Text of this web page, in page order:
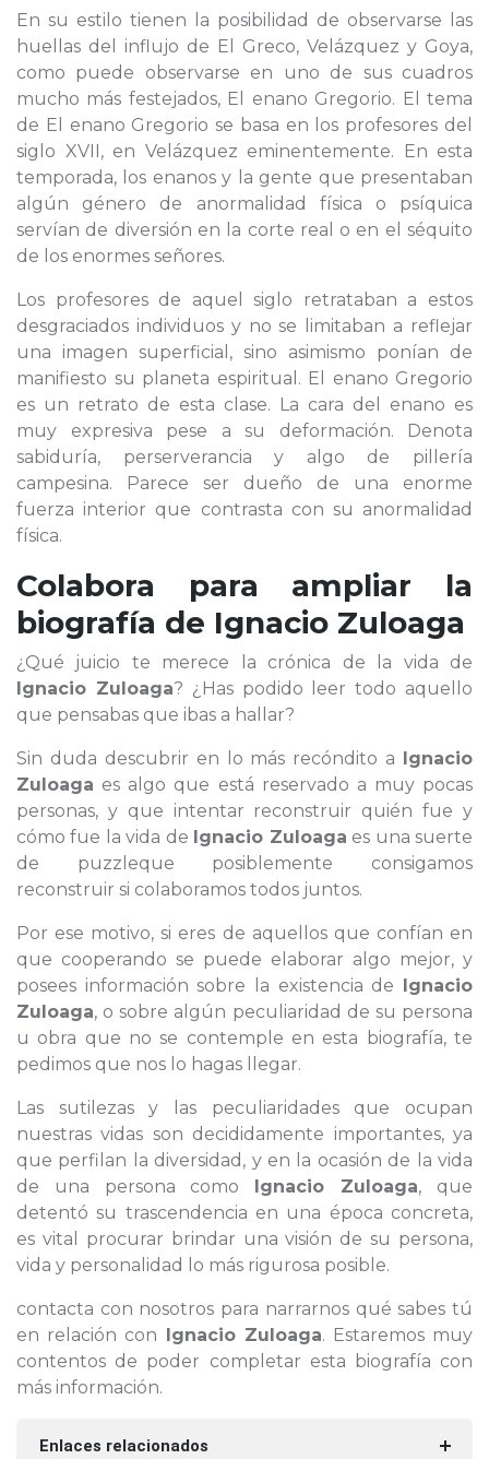
En su estilo tienen la posibilidad de observarse las
huellas del influjo de El Greco, Velázquez y Goya,
como puede observarse en uno de sus cuadros
mucho más festejados, El enano Gregorio. El tema
de El enano Gregorio se basa en los profesores del
siglo XVII, en Velázquez eminentemente. En esta
temporada, los enanos y la gente que presentaban
algún género de anormalidad física o psíquica
servían de diversión en la corte real o en el séquito
de los enormes señores.
Los profesores de aquel siglo retrataban a estos
desgraciados individuos y no se limitaban a reflejar
una imagen superficial, sino asimismo ponían de
manifiesto su planeta espiritual. El enano Gregorio
es un retrato de esta clase. La cara del enano es
muy expresiva pese a su deformación. Denota
sabiduría, perserverancia y algo de pillería
campesina. Parece ser dueño de una enorme
fuerza interior que contrasta con su anormalidad
física.
Colabora para ampliar la
biografía de Ignacio Zuloaga
¿Qué juicio te merece la crónica de la vida de
Ignacio Zuloaga? ¿Has podido leer todo aquello
que pensabas que ibas a hallar?
Sin duda descubrir en lo más recóndito a Ignacio
Zuloaga es algo que está reservado a muy pocas
personas, y que intentar reconstruir quién fue y
cómo fue la vida de Ignacio Zuloaga es una suerte
de puzzleque posiblemente consigamos
reconstruir si colaboramos todos juntos.
Por ese motivo, si eres de aquellos que confían en
que cooperando se puede elaborar algo mejor, y
posees información sobre la existencia de Ignacio
Zuloaga, o sobre algún peculiaridad de su persona
u obra que no se contemple en esta biografía, te
pedimos que nos lo hagas llegar.
Las sutilezas y las peculiaridades que ocupan
nuestras vidas son decididamente importantes, ya
que perfilan la diversidad, y en la ocasión de la vida
de una persona como Ignacio Zuloaga, que
detentó su trascendencia en una época concreta,
es vital procurar brindar una visión de su persona,
vida y personalidad lo más rigurosa posible.
contacta con nosotros para narrarnos qué sabes tú
en relación con Ignacio Zuloaga. Estaremos muy
contentos de poder completar esta biografía con
más información.
Enlaces relacionados